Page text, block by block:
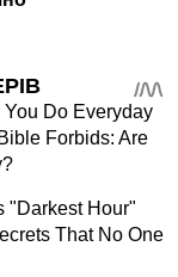
Do Everyday
Forbids: Are
"Darkest Hour"
That No One